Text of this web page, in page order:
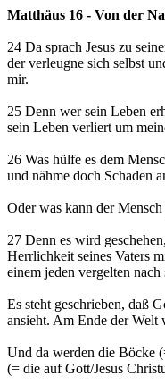
Matthäus 16 - Von der
24 Da sprach Jesus zu
der verleugne sich selbst
mir.
25 Denn wer sein Leben
sein Leben verliert um
26 Was hülfe es dem
und nähme doch Schaden
Oder was kann der
27 Denn es wird
Herrlichkeit seines Vaters
einem jeden vergelten nach
Es steht geschrieben, daß
ansieht. Am Ende der Welt
Und da werden die Böcke
(= die auf Gott/Jesus